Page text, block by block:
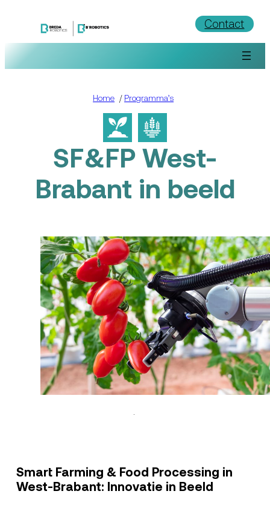
Contact
Home / Programma’s
SF&FP West-
Brabant in beeld
Smart Farming & Food Processing in
West-Brabant: Innovatie in Beeld